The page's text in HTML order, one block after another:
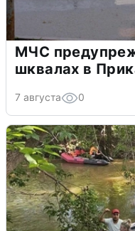
МЧС
шквалах в
7 августа 0